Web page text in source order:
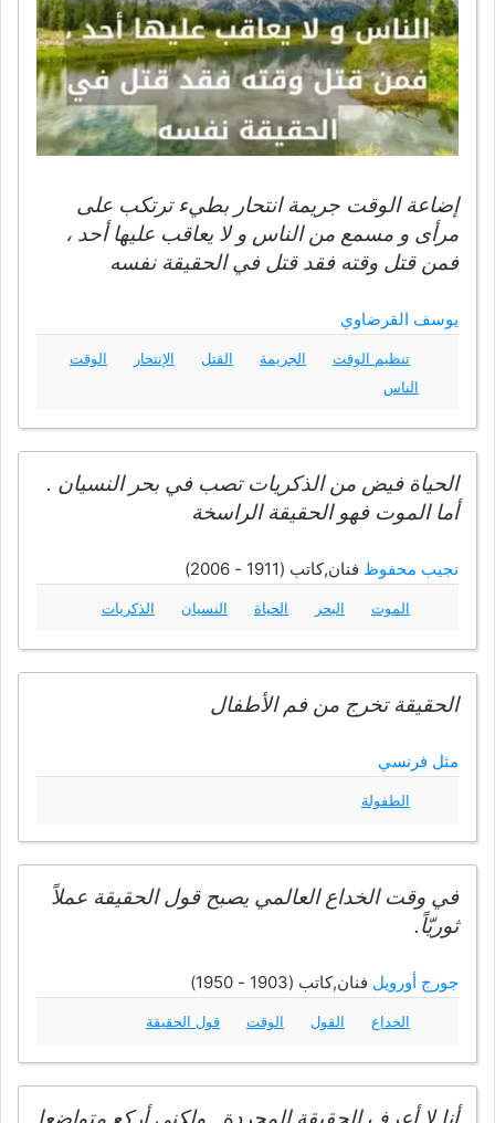
إضاعة الوقت جريمة انتحار بطيء ترتكب على
مرأى و مسمع من الناس و لا يعاقب عليها أحد ،
فمن قتل وقته فقد قتل في الحقيقة نفسه
يوسف القرضاوي
تنظيم الوقت الجريمة القتل الإنتحار
الوقت
الناس
الحياة فيض من الذكريات تصب في بحر النسيان .
أما الموت فهو الحقيقة الراسخة
نجيب محفوظ فنان,كاتب (1911 - 2006)
الموت البحر الحياة النسيان الذكريات
الحقيقة تخرج من فم الأطفال
مثل فرنسي
الطفولة
في وقت الخداع العالمي يصبح قول الحقيقة عملاً
ثوريّاً.
جورج أورويل فنان,كاتب (1903 - 1950)
الخداع القول الوقت قول الحقيقة